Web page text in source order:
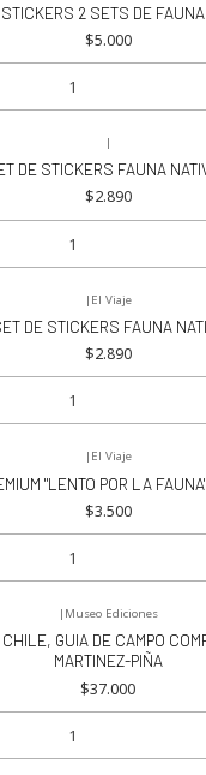
2 SETS DE
$5.000
|
DE STICKERS FAUNA
$2.890
| El Viaje
DE STICKERS FAUNA
$2.890
| El Viaje
"LENTO POR LA
$3.500
| Museo Ediciones
GUIA DE CAMPO
MARTINEZ-PIÑA
$37.000